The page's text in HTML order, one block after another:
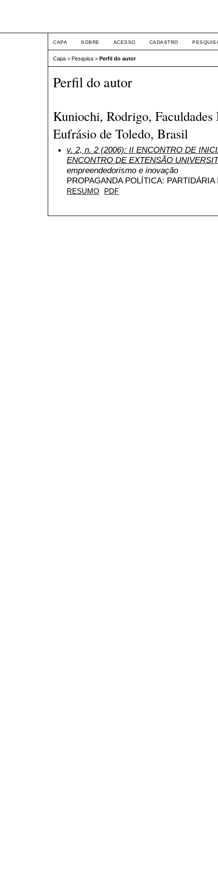
CAPA SOBRE ACESSO CADASTRO
Capa > Pesquisa > Perfil do autor
Perfil do autor
Kuniochi, Rodrigo,
Eufrásio de Toledo, Brasil
v. 2, n. 2 (2006): II ENCONTRO DE
ENCONTRO DE EXTENSÃO
empreendedorismo e inovação
PROPAGANDA POLÍTICA: PARTIDÁRIA
RESUMO PDF